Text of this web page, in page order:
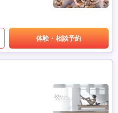
体験・相談予約